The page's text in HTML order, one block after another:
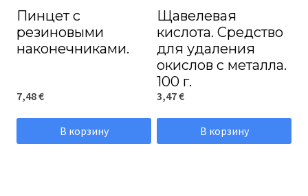
Пинцет с
резиновыми
наконечниками.
7,48€
В корзину
Щавелевая
кислота. Средство
для удаления
окислов с металла.
100 г.
3,47€
В корзину